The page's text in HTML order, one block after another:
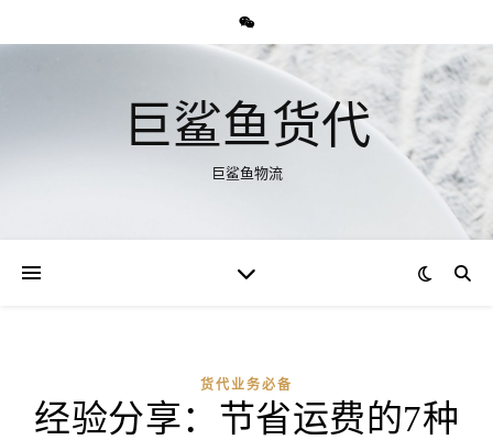
巨鲨鱼货代
巨鲨鱼物流
货代业务必备
经验分享：节省运费的7种